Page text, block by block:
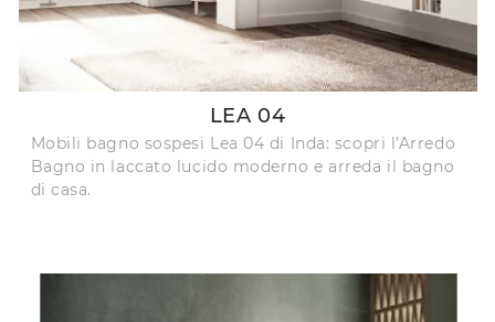
LEA 04
Mobili bagno sospesi Lea 04 di Inda: scopri l'Arredo
Bagno in laccato lucido moderno e arreda il bagno
di casa.